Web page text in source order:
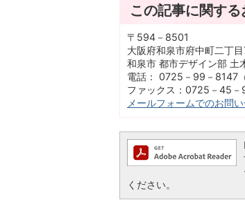
この記事に関す
〒594－8501
大阪府和泉市府中町二丁
和泉市 都市デザイン部 土
電話： 0725－99－8147（
ファックス：0725－45
メールフォームでのお問
ください。